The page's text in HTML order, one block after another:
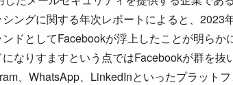
ングに関する年次レポートによると、2023
ドとしてFacebookが浮上したことが明らか
なりすますという点ではFacebookが群を抜
、WhatsApp、LinkedInといったプラット